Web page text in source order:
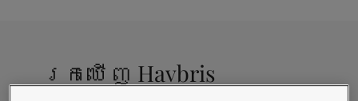
Colour Toolsរកឃើញ Havbris